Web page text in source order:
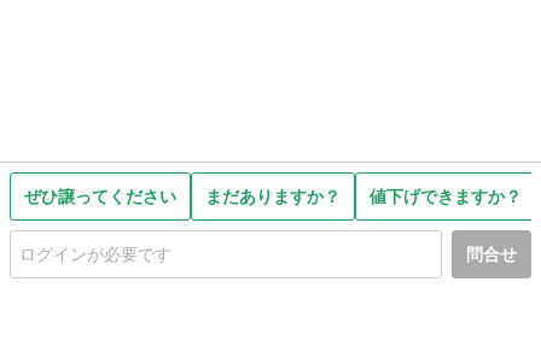
ぜひ譲ってください まだありますか？ 値下げできますか？
問合せ